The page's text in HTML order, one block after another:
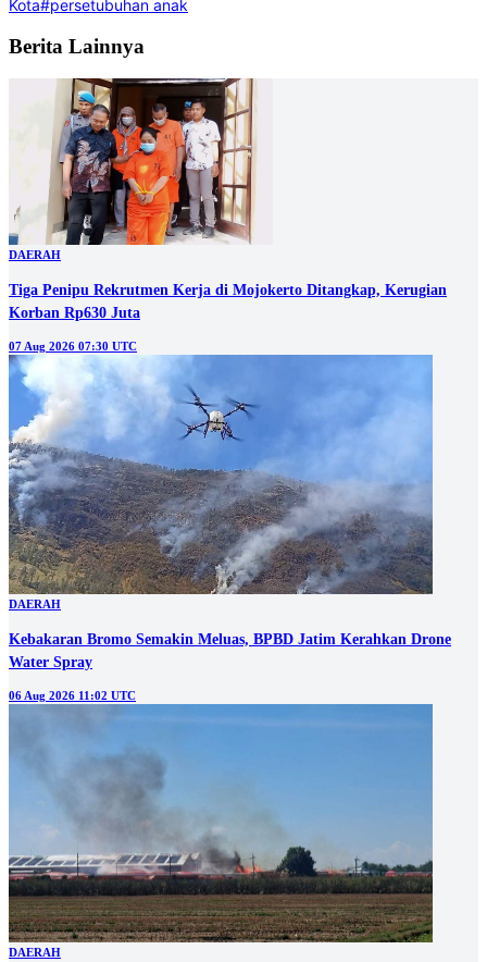
Kota#persetubuhan anak
Berita Lainnya
DAERAH
Tiga Penipu Rekrutmen Kerja di Mojokerto Ditangkap, Kerugian
Korban Rp630 Juta
07 Aug 2026 07:30 UTC
DAERAH
Kebakaran Bromo Semakin Meluas, BPBD Jatim Kerahkan Drone
Water Spray
06 Aug 2026 11:02 UTC
DAERAH